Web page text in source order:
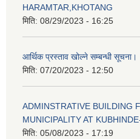
HARAMTAR,KHOTANG
मिति: 08/29/2023 - 16:25
आर्थिक प्रस्ताव खोल्ने सम्बन्धी सूचना।
मिति: 07/20/2023 - 12:50
ADMINSTRATIVE BUILDING
MUNICIPALITY AT
मिति: 05/08/2023 - 17:19